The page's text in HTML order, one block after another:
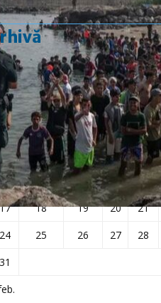
martie 2025
L Ma Mi J V
3
4 5 6 7
11 12 13 14
18 19 20 21
25 26 27 28